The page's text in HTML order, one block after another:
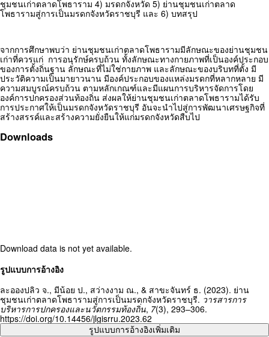
ชุมชนเก่าตลาดโพธาราม 4) มรดกจังหวัด 5) ย่านชุมชนเก่าตลาด
โพธารามสู่การเป็นมรดกจังหวัดราชบุรี และ 6) บทสรุป
จากการศึกษาพบว่า ย่านชุมชนเก่าตลาดโพธารามมีลักษณะของย่านชุมชน
เก่าที่ควรแก่ การอนุรักษ์ครบถ้วน ทั้งลักษณะทางกายภาพที่เป็นองค์ประกอบ
ของการตั้งถิ่นฐาน ลักษณะที่ไม่ใช่กายภาพ และลักษณะของบริบทที่ตั้ง มี
ประวัติความเป็นมายาวนาน มีองค์ประกอบของแหล่งมรดกที่หลากหลาย มี
ความสมบูรณ์ครบถ้วน ตามหลักเกณฑ์และมีแผนการบริหารจัดการโดย
องค์การปกครองส่วนท้องถิ่น ส่งผลให้ย่านชุมชนเก่าตลาดโพธารามได้รับ
การประกาศให้เป็นมรดกจังหวัดราชบุรี อันจะนำไปสู่การพัฒนาเศรษฐกิจที่
สร้างสรรค์และสร้างความยั่งยืนให้แก่มรดกจังหวัดสืบไป
Downloads
Download data is not yet available.
Article
Details
รูปแบบการอ้างอิง
ละอองปลิว จ., มีน้อย ป., สว่างงาม ณ., & สาขะจันทร์ ธ. (2023). ย่าน
ชุมชนเก่าตลาดโพธารามสู่การเป็นมรดกจังหวัดราชบุรี. วารสารการ
บริหารการปกครองและนวัตกรรมท้องถิ่น, 7(3), 293–306.
https://doi.org/10.14456/jlgisrru.2023.62
รูปแบบการอ้างอิงเพิ่มเติม